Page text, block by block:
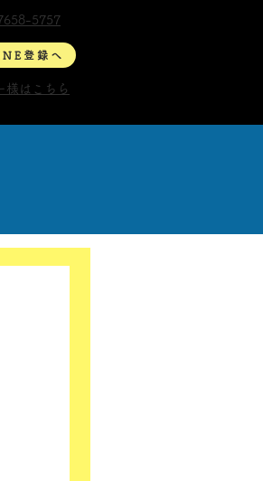
5757
登録へ
様はこちら